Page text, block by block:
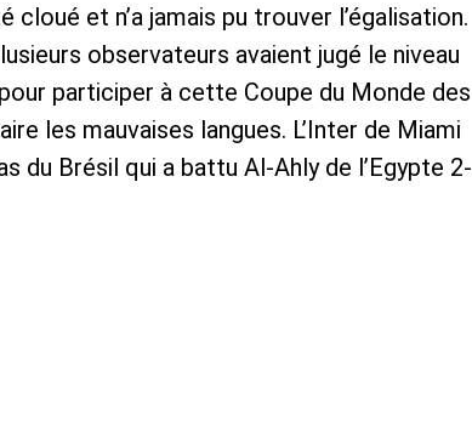
et n’a jamais pu trouver l’égalisation.
observateurs avaient jugé le niveau
participer à cette Coupe du Monde des
les mauvaises langues. L’Inter de Miami
du Brésil qui a battu Al-Ahly de l’Egypte 2-